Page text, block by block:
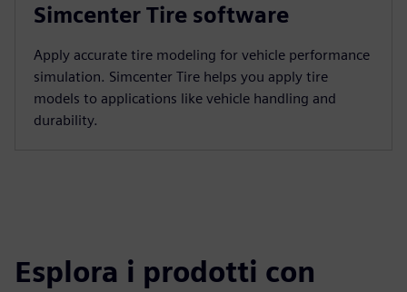
Simcenter Tire software
Apply accurate tire modeling for vehicle performance
simulation. Simcenter Tire helps you apply tire
models to applications like vehicle handling and
durability.
Esplora i prodotti con